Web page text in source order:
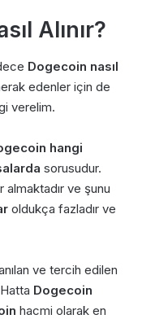
Alınır?
Dogecoin nasıl
edenler için de
verelim.
hangi
sorusudur.
ve şunu
oldukça fazladır ve
ve tercih edilen
Dogecoin
hacmi olarak en